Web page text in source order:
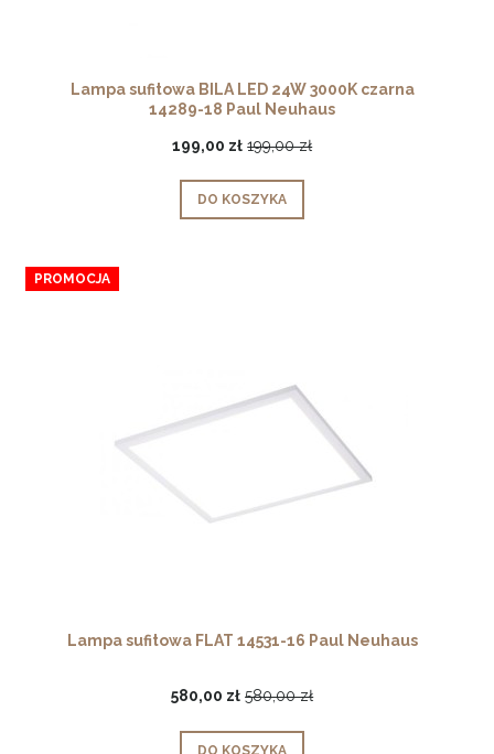
Lampa sufitowa BILA LED 24W 3000K czarna
14289-18 Paul Neuhaus
199,00 zł 199,00 zł
DO KOSZYKA
Lampa sufitowa FLAT 14531-16 Paul Neuhaus
580,00 zł 580,00 zł
DO KOSZYKA
PROMOCJA